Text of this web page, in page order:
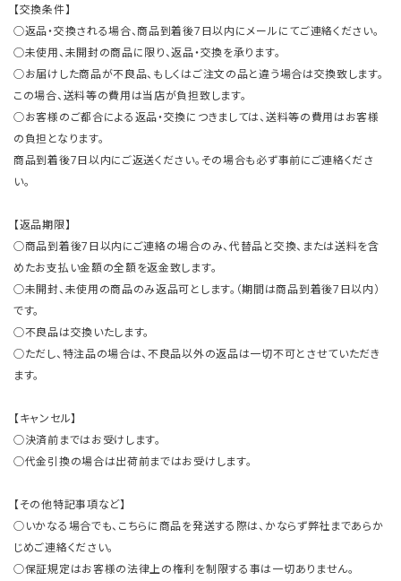
【交換条件】
○返品・交換される場合、商品到着後7日以内にメールにてご連絡ください。
○未使用、未開封の商品に限り、返品・交換を承ります。
○お届けした商品が不良品、もしくはご注文の品と違う場合は交換致します。
この場合、送料等の費用は当店が負担致します。
○お客様のご都合による返品・交換につきましては、送料等の費用はお客様
の負担となります。
商品到着後7日以内にご返送ください。その場合も必ず事前にご連絡くださ
い。
【返品期限】
○商品到着後7日以内にご連絡の場合のみ、代替品と交換、または送料を含
めたお支払い金額の全額を返金致します。
○未開封、未使用の商品のみ返品可とします。（期間は商品到着後7日以内）
です。
○不良品は交換いたします。
○ただし、特注品の場合は、不良品以外の返品は一切不可とさせていただき
ます。
【キャンセル】
○決済前まではお受けします。
○代金引換の場合は出荷前まではお受けします。
【その他特記事項など】
○いかなる場合でも、こちらに商品を発送する際は、かならず弊社まであらか
じめご連絡ください。
○保証規定はお客様の法律上の権利を制限する事は一切ありません。